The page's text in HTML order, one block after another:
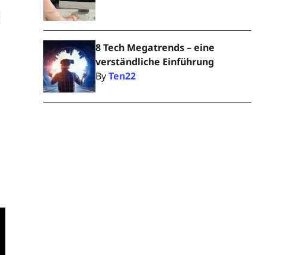
8 Tech Megatrends – eine
verständliche Einführung
ByTen22